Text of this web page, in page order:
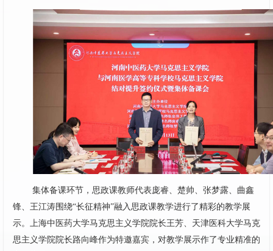
集体备课环节，思政课教师代表庞睿、楚帅、张梦露、曲鑫
锋、王江涛围绕“长征精神”融入思政课教学进行了精彩的教学展
示。上海中医药大学马克思主义学院院长王芳、天津医科大学马克
思主义学院院长路向峰作为特邀嘉宾，对教学展示作了专业精准的